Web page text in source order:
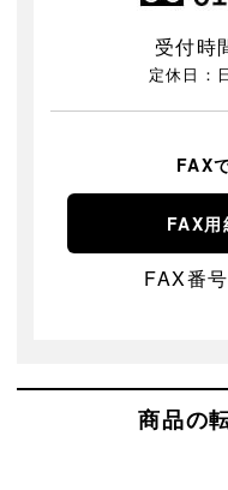
受付時
定休日：
FAX
FAX用
FAX番
商品の